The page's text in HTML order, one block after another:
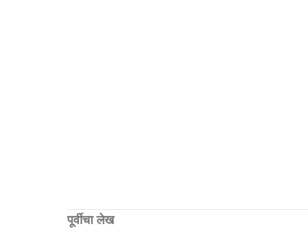
पूर्वीचा लेख